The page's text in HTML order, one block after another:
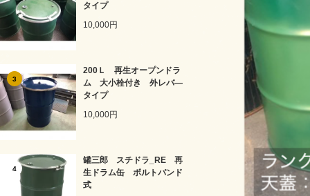
タイプ
10,000円
3
200Ｌ 再生オープンドラ
ム 大小栓付き 外レバ―
タイプ
10,000円
4
罐三郎 スチドラ_RE 再
生ドラム缶 ボルトバンド
式